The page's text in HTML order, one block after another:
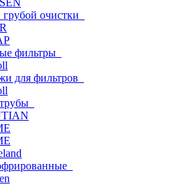
очистки
фильтры
для фильтров